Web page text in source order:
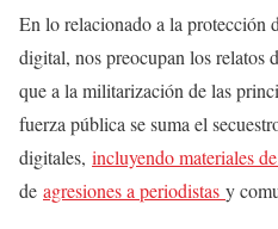
En lo relacionado a la protección
digital, nos preocupan los relatos
que a la militarización de las
fuerza pública se suma el
digitales, incluyendo materiales
de agresiones a periodistas y